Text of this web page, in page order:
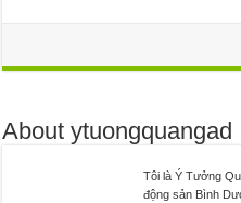
About ytuongquangad
Tôi là Ý Tưởng
động sản Bình